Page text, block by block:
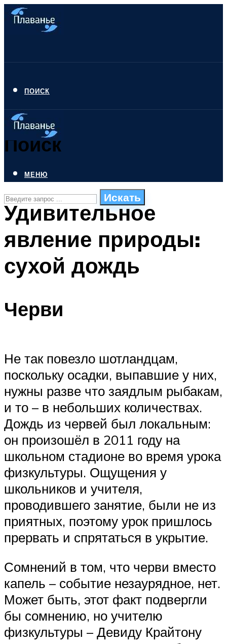
ПОИСК
Поиск
Искать
СТИЛИ ПЛАВАНЬЯ
ПЛАВАНЬЕ ДЛЯ ДЕТЕЙ
БАССЕЙН ДЛЯ ДОМА
МЕНЮ
МЕНЮ
Удивительное
явление природы:
сухой дождь
Черви
Не так повезло шотландцам,
поскольку осадки, выпавшие у них,
нужны разве что заядлым рыбакам,
и то – в небольших количествах.
Дождь из червей был локальным:
он произошёл в 2011 году на
школьном стадионе во время урока
физкультуры. Ощущения у
школьников и учителя,
проводившего занятие, были не из
приятных, поэтому урок пришлось
прервать и спрятаться в укрытие.
Сомнений в том, что черви вместо
капель – событие незаурядное, нет.
Может быть, этот факт подвергли
бы сомнению, но учителю
физкультуры – Девиду Крайтону